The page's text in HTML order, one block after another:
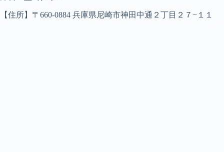
【住所】〒660-0884 兵庫県尼崎市神田中通２丁目２７−１１